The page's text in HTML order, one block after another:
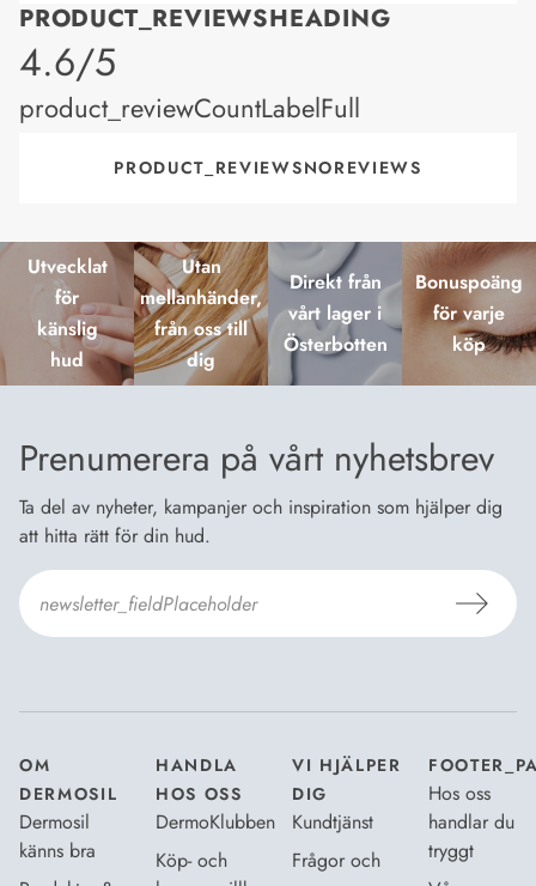
PRODUCT_REVIEWSHEADING
product_rating
4.6/5
product_reviewCountLabelFull
PRODUCT_REVIEWSNOREVIEWS
Utvecklat
för
känslig
hud
Utan
mellanhänder,
från oss till
dig
Direkt från
vårt lager i
Österbotten
Bonuspoäng
för varje
köp
Prenumerera på vårt nyhetsbrev
Ta del av nyheter, kampanjer och inspiration som hjälper dig
att hitta rätt för din hud.
OM
DERMOSIL
Dermosil
känns bra
HANDLA
HOS OSS
DermoKlubben
Köp- och
VI HJÄLPER
DIG
Kundtjänst
Frågor och
Hos oss
handlar du
tryggt